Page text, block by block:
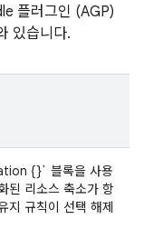
플러그인 (AGP)
있습니다.
{}` 블록을 사용
된 리소스 축소가 항
지 규칙이 선택 해제